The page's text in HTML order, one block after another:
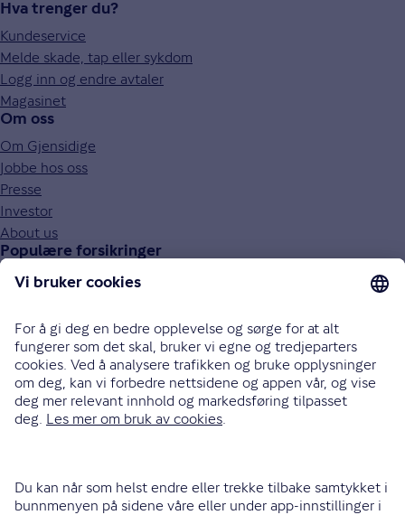
Hva trenger du?
Kundeservice
Melde skade, tap eller sykdom
Logg inn og endre avtaler
Magasinet
Om oss
Om Gjensidige
Jobbe hos oss
Presse
Investor
About us
Populære forsikringer
Bilforsikring
Innboforsikring
Husforsikring
Livsforsikring
Barneforsikring
Alle forsikringer
915 03 100
LinkedIn